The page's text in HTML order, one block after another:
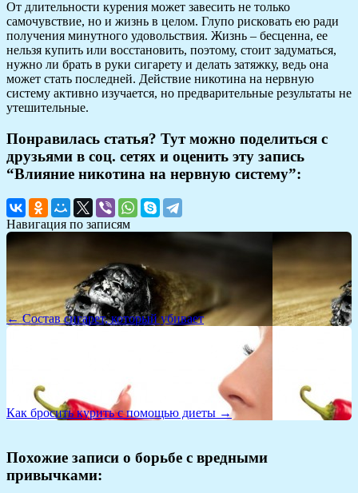
От длительности курения может завесить не только
самочувствие, но и жизнь в целом. Глупо рисковать ею ради
получения минутного удовольствия. Жизнь – бесценна, ее
нельзя купить или восстановить, поэтому, стоит задуматься,
нужно ли брать в руки сигарету и делать затяжку, ведь она
может стать последней. Действие никотина на нервную
систему активно изучается, но предварительные результаты не
утешительные.
Понравилась статья? Тут можно поделиться с
друзьями в соц. сетях и оценить эту запись
“Влияние никотина на нервную систему”:
Навигация по записям
← Состав сигарет, который убивает
Как бросить курить с помощью диеты →
Похожие записи о борьбе с вредными
привычками: